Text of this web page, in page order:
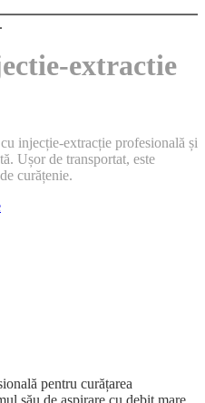
extractie
injecție-extracție profesională și
Ușor de transportat, este
curățenie.
pentru curățarea
său de aspirare cu debit mare